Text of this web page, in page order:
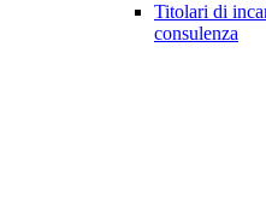
Titolari di
consulenza